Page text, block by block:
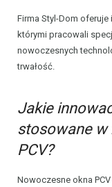
Firma Styl-Dom
którymi pracowali
nowoczesnych
trwałość.
Jakie
stosowane w
PCV?
Nowoczesne okna